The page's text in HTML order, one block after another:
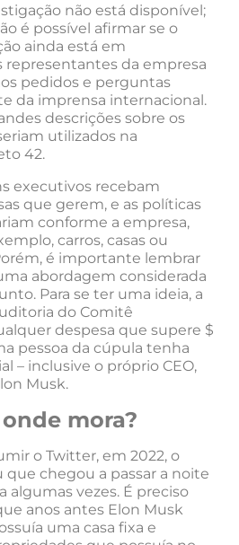
não está disponível;
é possível afirmar se o
ainda está em
representantes da empresa
pedidos e perguntas
da imprensa internacional.
descrições sobre os
utilizados na
42.
executivos recebam
que gerem, e as políticas
conforme a empresa,
carros, casas ou
é importante lembrar
abordagem considerada
Para se ter uma ideia, a
do Comitê
despesa que supere $
pessoa da cúpula tenha
– inclusive o próprio CEO,
Musk.
mora?
o Twitter, em 2022, o
chegou a passar a noite
algumas vezes. É preciso
anos antes Elon Musk
uma casa fixa e